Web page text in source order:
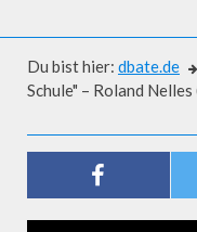
Du bist hier: dbate.de
Schule" – Roland
"MACHO
ROLAND
ONLINE)